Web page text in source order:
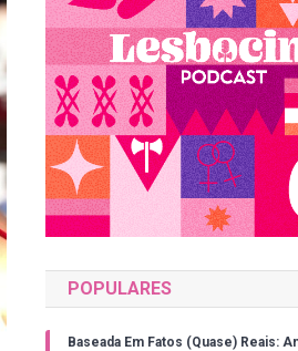
POPULARES
Baseada Em Fatos (Quase) Reais: